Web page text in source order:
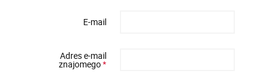
E-mail
Adres e-mail
znajomego*